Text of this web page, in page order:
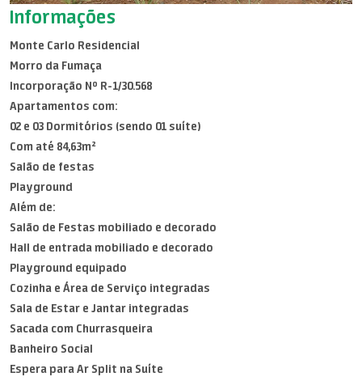
Informações
Monte Carlo Residencial
Morro da Fumaça
Incorporação Nº R-1/30.568
Apartamentos com:
02 e 03 Dormitórios (sendo 01 suíte)
Com até 84,63m²
Salão de festas
Playground
Além de:
Salão de Festas mobiliado e decorado
Hall de entrada mobiliado e decorado
Playground equipado
Cozinha e Área de Serviço integradas
Sala de Estar e Jantar integradas
Sacada com Churrasqueira
Banheiro Social
Espera para Ar Split na Suíte